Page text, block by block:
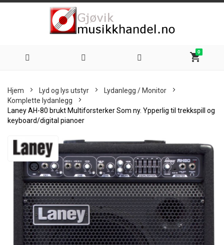
shopping_cart
0
innhold
Hjem Lyd og lys utstyr
Lydanlegg / Monitor
Komplette lydanlegg
Laney AH-80 brukt Multiforsterker Som ny. Ypperlig til trekkspill og
keyboard/digital pianoer
Skip
the
images
gallery